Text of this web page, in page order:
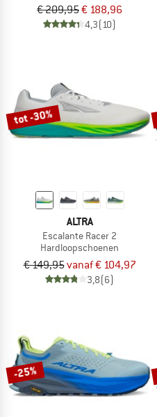
€ 209,95€ 188,96
4,3(10)
tot -30%
ALTRA
Escalante Racer 2
Hardloopschoenen
€ 149,95vanaf € 104,97
3,8(6)
-25%